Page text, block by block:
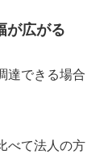
が広がる
達できる場合
べて法人の方